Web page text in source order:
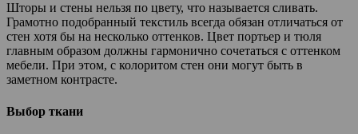
Шторы и стены нельзя по цвету, что называется сливать.
Грамотно подобранный текстиль всегда обязан отличаться от
стен хотя бы на несколько оттенков. Цвет портьер и тюля
главным образом должны гармонично сочетаться с оттенком
мебели. При этом, с колоритом стен они могут быть в
заметном контрасте.
Выбор ткани